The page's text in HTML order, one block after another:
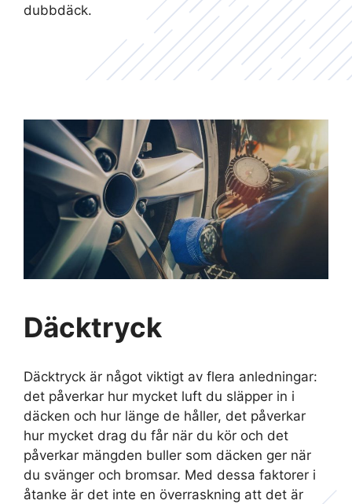
dubbdäck.
Däcktryck
Däcktryck är något viktigt av flera anledningar:
det påverkar hur mycket luft du släpper in i
däcken och hur länge de håller, det påverkar
hur mycket drag du får när du kör och det
påverkar mängden buller som däcken ger när
du svänger och bromsar. Med dessa faktorer i
åtanke är det inte en överraskning att det är